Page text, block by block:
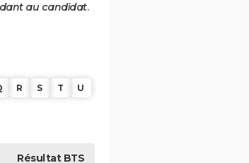
au candidat.
R S T U
RésultatBTS